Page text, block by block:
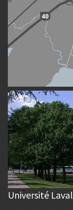
Université Laval